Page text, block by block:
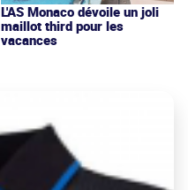
L'AS Monaco dévoile un joli
maillot third pour les
vacances